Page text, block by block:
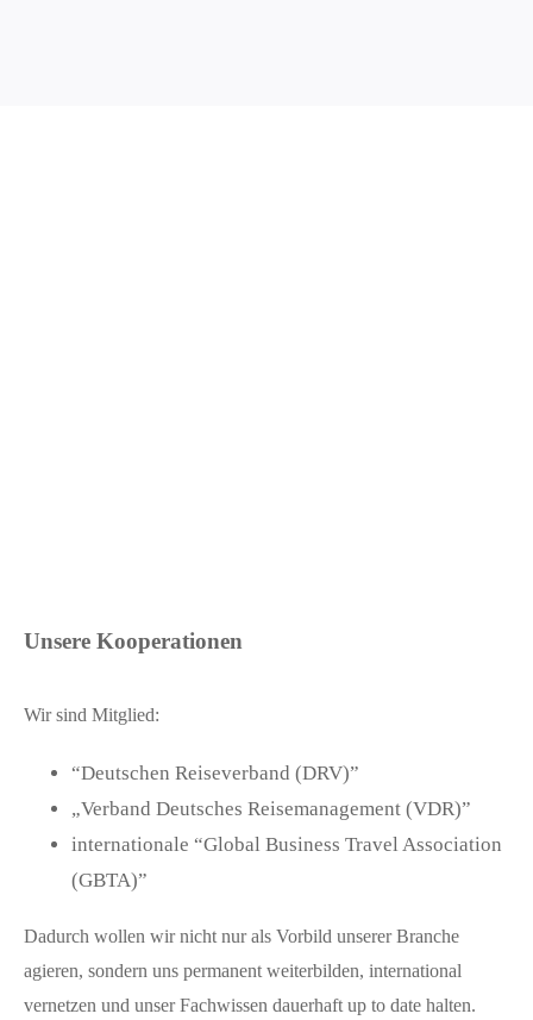
Unsere Kooperationen
Wir sind Mitglied:
“Deutschen Reiseverband (DRV)”
„Verband Deutsches Reisemanagement (VDR)”
internationale “Global Business Travel Association
(GBTA)”
Dadurch wollen wir nicht nur als Vorbild unserer Branche
agieren, sondern uns permanent weiterbilden, international
vernetzen und unser Fachwissen dauerhaft up to date halten.